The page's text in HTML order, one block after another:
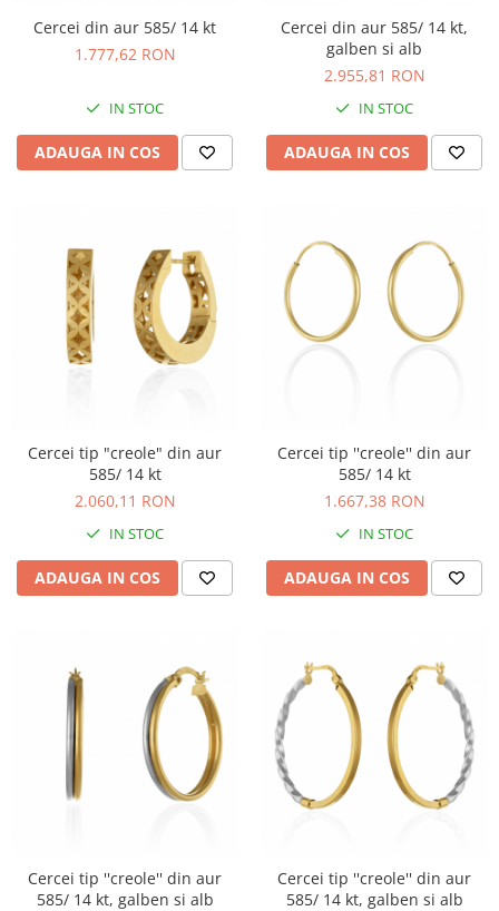
Cercei din aur 585/ 14 kt
1.777,62 RON
IN STOC
ADAUGA IN COS
Cercei din aur 585/ 14 kt,
galben si alb
2.955,81 RON
IN STOC
ADAUGA IN COS
Cercei tip "creole" din aur
585/ 14 kt
2.060,11 RON
IN STOC
ADAUGA IN COS
Cercei tip ''creole'' din aur
585/ 14 kt
1.667,38 RON
IN STOC
ADAUGA IN COS
Cercei tip ''creole'' din aur
585/ 14 kt, galben si alb
Cercei tip ''creole'' din aur
585/ 14 kt, galben si alb